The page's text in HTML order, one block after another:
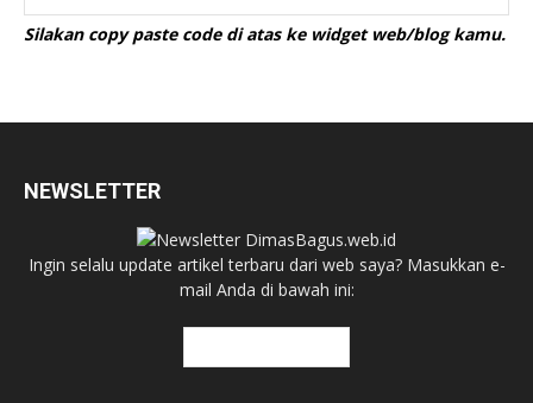
Silakan copy paste code di atas ke widget web/blog kamu.
NEWSLETTER
Ingin selalu update artikel terbaru dari web saya? Masukkan e-
mail Anda di bawah ini: